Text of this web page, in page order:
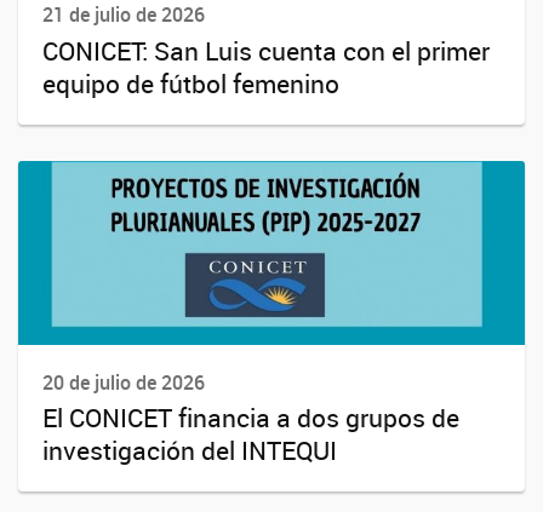
21 de julio de 2026
CONICET: San Luis cuenta con el primer
equipo de fútbol femenino
20 de julio de 2026
El CONICET financia a dos grupos de
investigación del INTEQUI